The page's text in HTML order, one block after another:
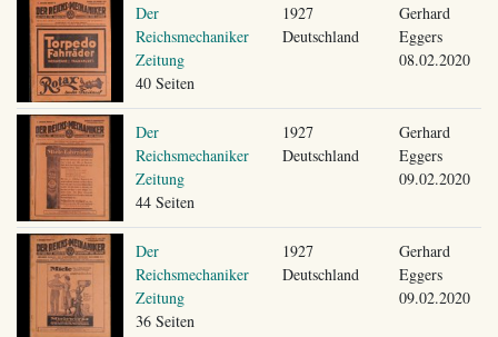
Der
Reichsmechaniker
Zeitung
40 Seiten
1927
Deutschland
Gerhard
Eggers
08.02.2020
Der
Reichsmechaniker
Zeitung
44 Seiten
1927
Deutschland
Gerhard
Eggers
09.02.2020
Der
Reichsmechaniker
Zeitung
36 Seiten
1927
Deutschland
Gerhard
Eggers
09.02.2020